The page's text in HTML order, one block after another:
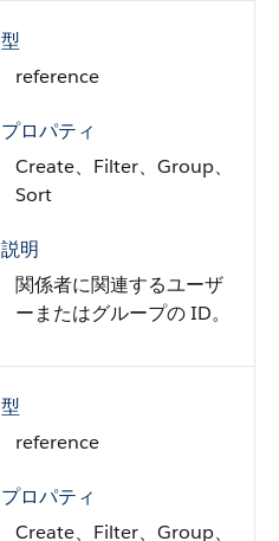
型
reference
プロパティ
Create、Filter、Group、
Sort
説明
関係者に関連するユーザ
ーまたはグループの ID。
型
reference
プロパティ
Create、Filter、Group、